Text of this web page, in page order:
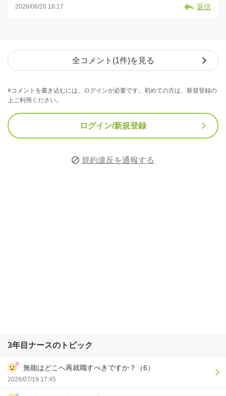
2026/06/20 16:17 返信
全コメント(1件)を見る
※コメントを書き込むには、ログインが必要です。初めての方は、新規登録の
上ご利用ください。
ログイン/新規登録
規約違反を通報する
3年目ナースのトピック
無能はどこへ再就職すべきですか？（6）
2026/07/19 17:45